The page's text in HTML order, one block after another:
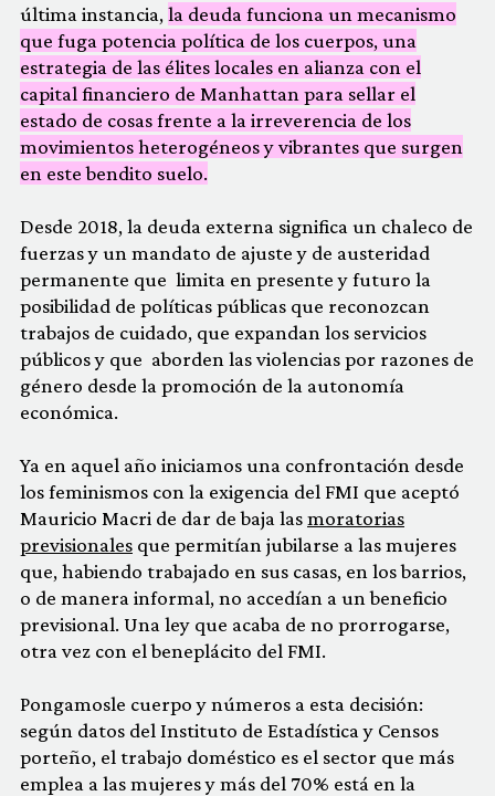
última instancia, la deuda funciona un mecanismo
que fuga potencia política de los cuerpos, una
estrategia de las élites locales en alianza con el
capital financiero de Manhattan para sellar el
estado de cosas frente a la irreverencia de los
movimientos heterogéneos y vibrantes que surgen
en este bendito suelo.
Desde 2018, la deuda externa significa un chaleco de
fuerzas y un mandato de ajuste y de austeridad
permanente que limita en presente y futuro la
posibilidad de políticas públicas que reconozcan
trabajos de cuidado, que expandan los servicios
públicos y que aborden las violencias por razones de
género desde la promoción de la autonomía
económica.
Ya en aquel año iniciamos una confrontación desde
los feminismos con la exigencia del FMI que aceptó
Mauricio Macri de dar de baja lasmoratorias
previsionales que permitían jubilarse a las mujeres
que, habiendo trabajado en sus casas, en los barrios,
o de manera informal, no accedían a un beneficio
previsional. Una ley que acaba de no prorrogarse,
otra vez con el beneplácito del FMI.
Pongamosle cuerpo y números a esta decisión:
según datos del Instituto de Estadística y Censos
porteño, el trabajo doméstico es el sector que más
emplea a las mujeres y más del 70% está en la